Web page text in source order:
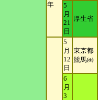
年
5
月
21
日
厚生省
5
月
12
日
東京都
競馬㈱
6
月
3